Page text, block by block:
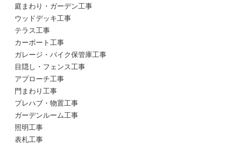
庭まわり・ガーデン工事
ウッドデッキ工事
テラス工事
カーポート工事
ガレージ・バイク保管庫工事
目隠し・フェンス工事
アプローチ工事
門まわり工事
プレハブ・物置工事
ガーデンルーム工事
照明工事
表札工事